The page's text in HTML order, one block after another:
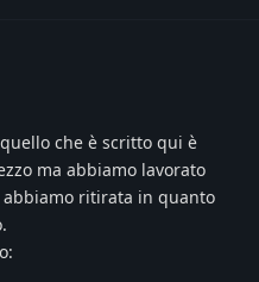
che è scritto qui è
ma abbiamo lavorato
ritirata in quanto